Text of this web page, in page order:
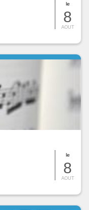
le
8
AOUT
le
8
AOUT